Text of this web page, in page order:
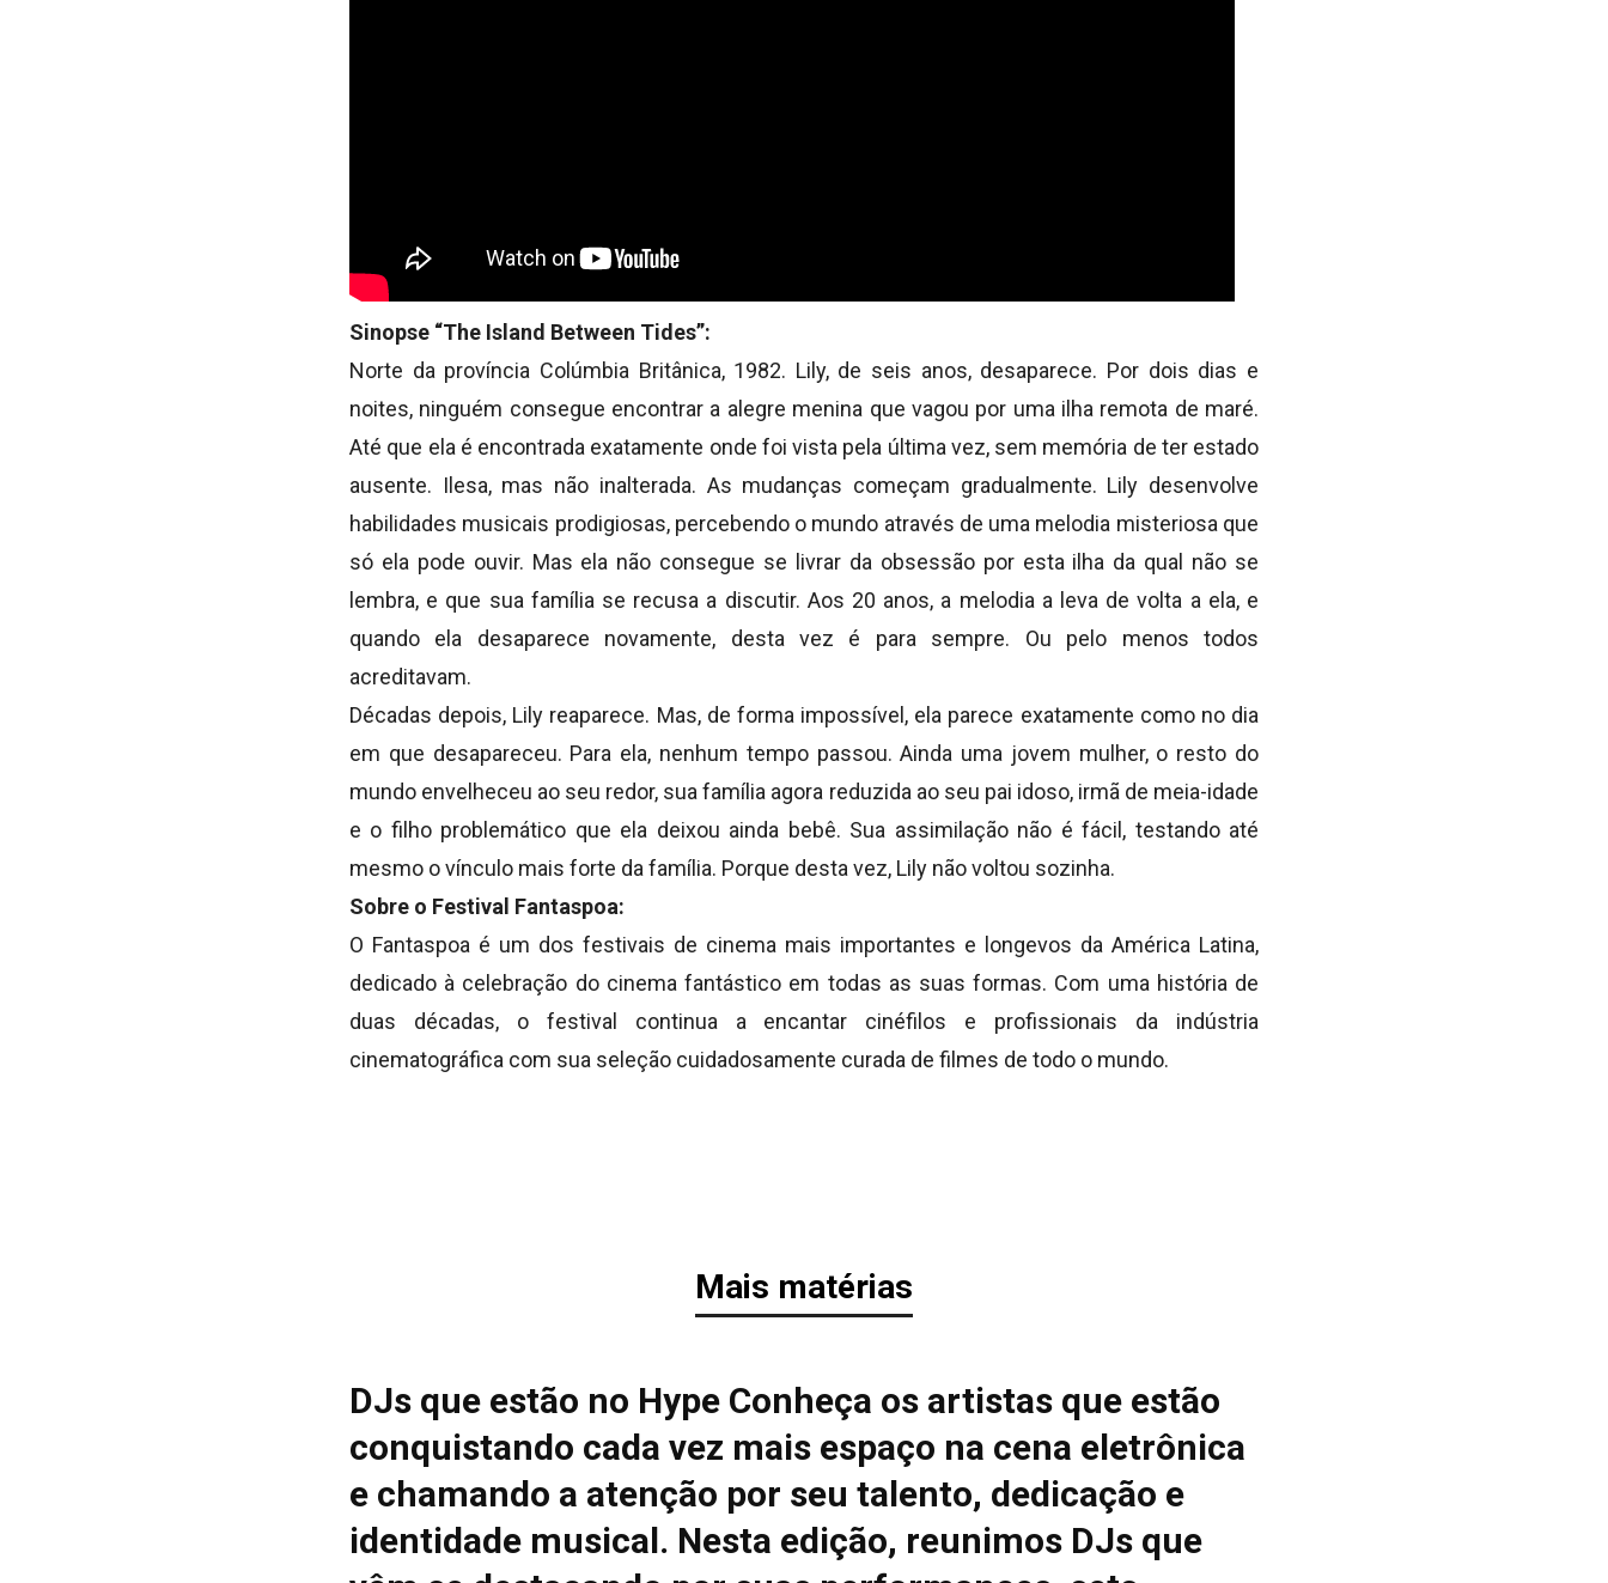
Sinopse “The Island Between Tides”:
​Norte da província Colúmbia Britânica, 1982. Lily, de seis anos, desaparece. Por dois dias e
noites, ninguém consegue encontrar a alegre menina que vagou por uma ilha remota de maré.
Até que ela é encontrada exatamente onde foi vista pela última vez, sem memória de ter estado
ausente. Ilesa, mas não inalterada. As mudanças começam gradualmente. Lily desenvolve
habilidades musicais prodigiosas, percebendo o mundo através de uma melodia misteriosa que
só ela pode ouvir. Mas ela não consegue se livrar da obsessão por esta ilha da qual não se
lembra, e que sua família se recusa a discutir. Aos 20 anos, a melodia a leva de volta a ela, e
quando ela desaparece novamente, desta vez é para sempre. Ou pelo menos todos
acreditavam.
Décadas depois, Lily reaparece. Mas, de forma impossível, ela parece exatamente como no dia
em que desapareceu. Para ela, nenhum tempo passou. Ainda uma jovem mulher, o resto do
mundo envelheceu ao seu redor, sua família agora reduzida ao seu pai idoso, irmã de meia-idade
e o filho problemático que ela deixou ainda bebê. Sua assimilação não é fácil, testando até
mesmo o vínculo mais forte da família. Porque desta vez, Lily não voltou sozinha.
Sobre o Festival Fantaspoa:
O Fantaspoa é um dos festivais de cinema mais importantes e longevos da América Latina,
dedicado à celebração do cinema fantástico em todas as suas formas. Com uma história de
duas décadas, o festival continua a encantar cinéfilos e profissionais da indústria
cinematográfica com sua seleção cuidadosamente curada de filmes de todo o mundo.
Mais matérias
DJs que estão no Hype Conheça os artistas que estão
conquistando cada vez mais espaço na cena eletrônica
e chamando a atenção por seu talento, dedicação e
identidade musical. Nesta edição, reunimos DJs que